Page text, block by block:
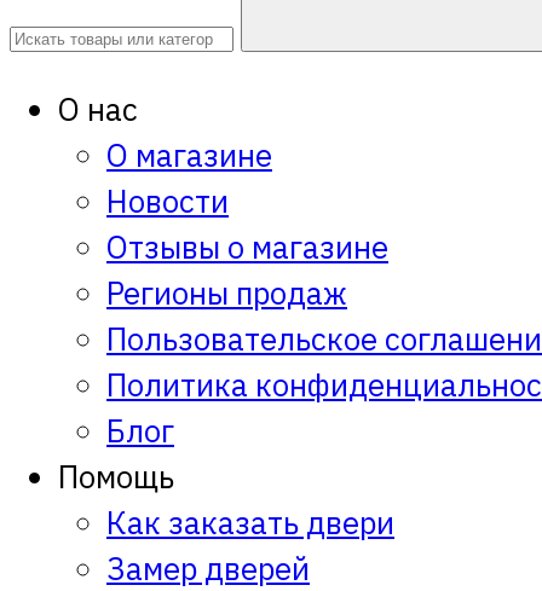
О нас
О магазине
Новости
Отзывы о магазине
Регионы продаж
Пользовательское
Политика
Блог
Помощь
Как заказать двери
Замер дверей